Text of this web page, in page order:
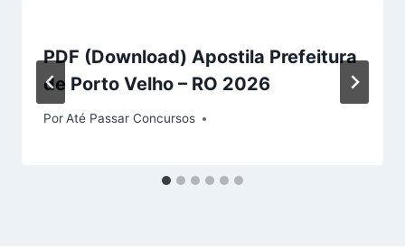
PDF (Download) Apostila Prefeitura
de Porto Velho – RO 2026
PorAté Passar Concursos